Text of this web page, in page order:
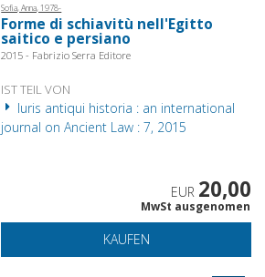
Sofia, Anna, 1978-
Forme di schiavitù nell'Egitto
saitico e persiano
2015 - Fabrizio Serra Editore
IST TEIL VON
Iuris antiqui historia : an international
journal on Ancient Law : 7, 2015
EUR 20,00
MwSt ausgenomen
KAUFEN